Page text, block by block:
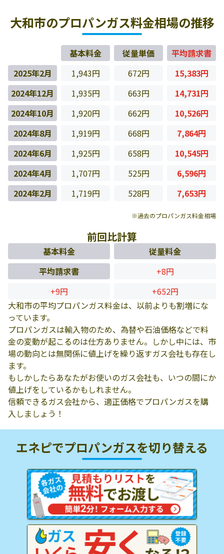
大和市のプロパンガス料金相場の推移
基本料金 従量単価
平均請求書
2025年2月
1,943円 672円
15,383円
2024年12月
1,935円 663円
14,731円
2024年10月
1,920円 662円
10,526円
2024年8月
1,919円 668円
7,864円
2024年6月
1,925円 658円
10,545円
2024年4月
1,707円 525円
6,596円
2024年2月
1,719円 528円 7,653円
※過去のプロパンガス料金相場
前回比計算
基本料金
従量料金
平均請求書
+8円
+9円
+652円
大和市の平均プロパンガス料金は、以前よりも割増にな
っています。
プロパンガスは輸入物のため、為替や石油価格などで料
金の変動が起こるのは仕方ありません。しかし中には、市
場の動向とは無関係に値上げを繰り返すガス会社も存在し
ます。
もしかしたらあなたがお使いのガス会社も、いつの間にか
値上げをしているかもしれません。
信頼できるガス会社から、適正価格でプロパンガスを購
入しましょう！
エネピでプロパンガスを切り替える